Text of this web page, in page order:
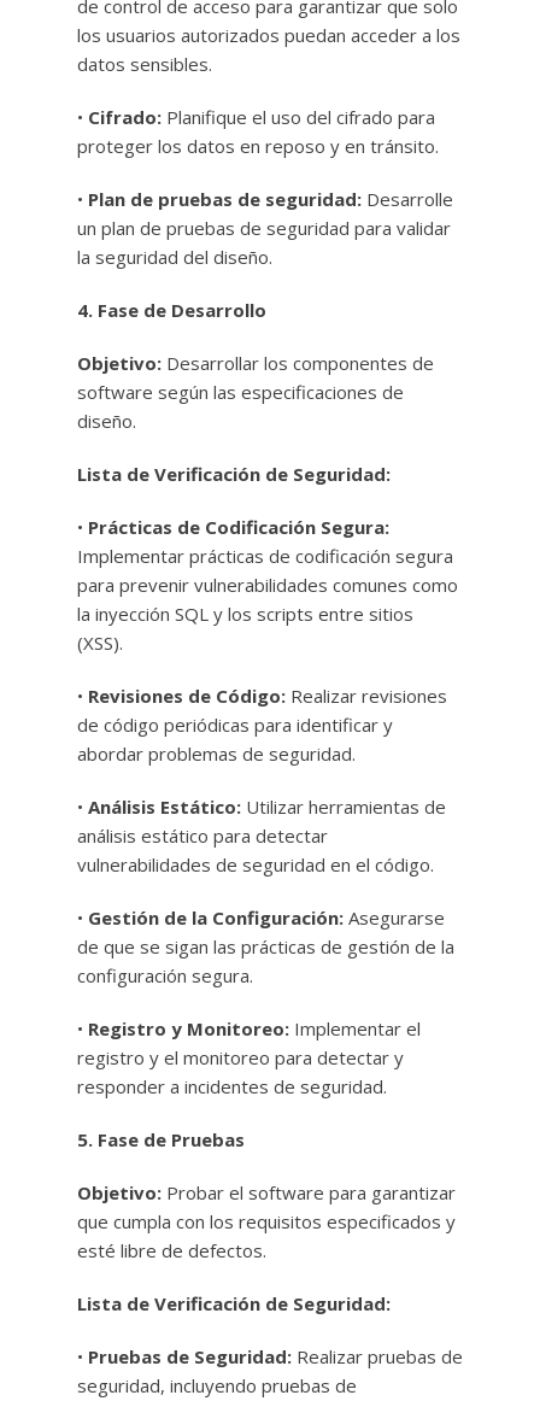
de control de acceso para garantizar que solo
los usuarios autorizados puedan acceder a los
datos sensibles.
• Cifrado: Planifique el uso del cifrado para
proteger los datos en reposo y en tránsito.
• Plan de pruebas de seguridad: Desarrolle
un plan de pruebas de seguridad para validar
la seguridad del diseño.
4. Fase de Desarrollo
Objetivo: Desarrollar los componentes de
software según las especificaciones de
diseño.
Lista de Verificación de Seguridad:
• Prácticas de Codificación Segura:
Implementar prácticas de codificación segura
para prevenir vulnerabilidades comunes como
la inyección SQL y los scripts entre sitios
(XSS).
• Revisiones de Código: Realizar revisiones
de código periódicas para identificar y
abordar problemas de seguridad.
• Análisis Estático: Utilizar herramientas de
análisis estático para detectar
vulnerabilidades de seguridad en el código.
• Gestión de la Configuración: Asegurarse
de que se sigan las prácticas de gestión de la
configuración segura.
• Registro y Monitoreo: Implementar el
registro y el monitoreo para detectar y
responder a incidentes de seguridad.
5. Fase de Pruebas
Objetivo: Probar el software para garantizar
que cumpla con los requisitos especificados y
esté libre de defectos.
Lista de Verificación de Seguridad:
• Pruebas de Seguridad: Realizar pruebas de
seguridad, incluyendo pruebas de